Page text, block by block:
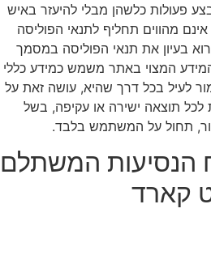
פעולות כלשהן מבלי להיעזר באיש
מהווים תחליף לתנאי הפוליסה
בעיון את תנאי הפוליסה במסמך
המצוי באתר משמש כמידע כללי
לעיל בכל דרך שהיא, עושה זאת על
לכל תוצאה ישירה או עקיפה, בשל
תחול על המשתמש בלבד.
הנסיעות המשתלם
קארד